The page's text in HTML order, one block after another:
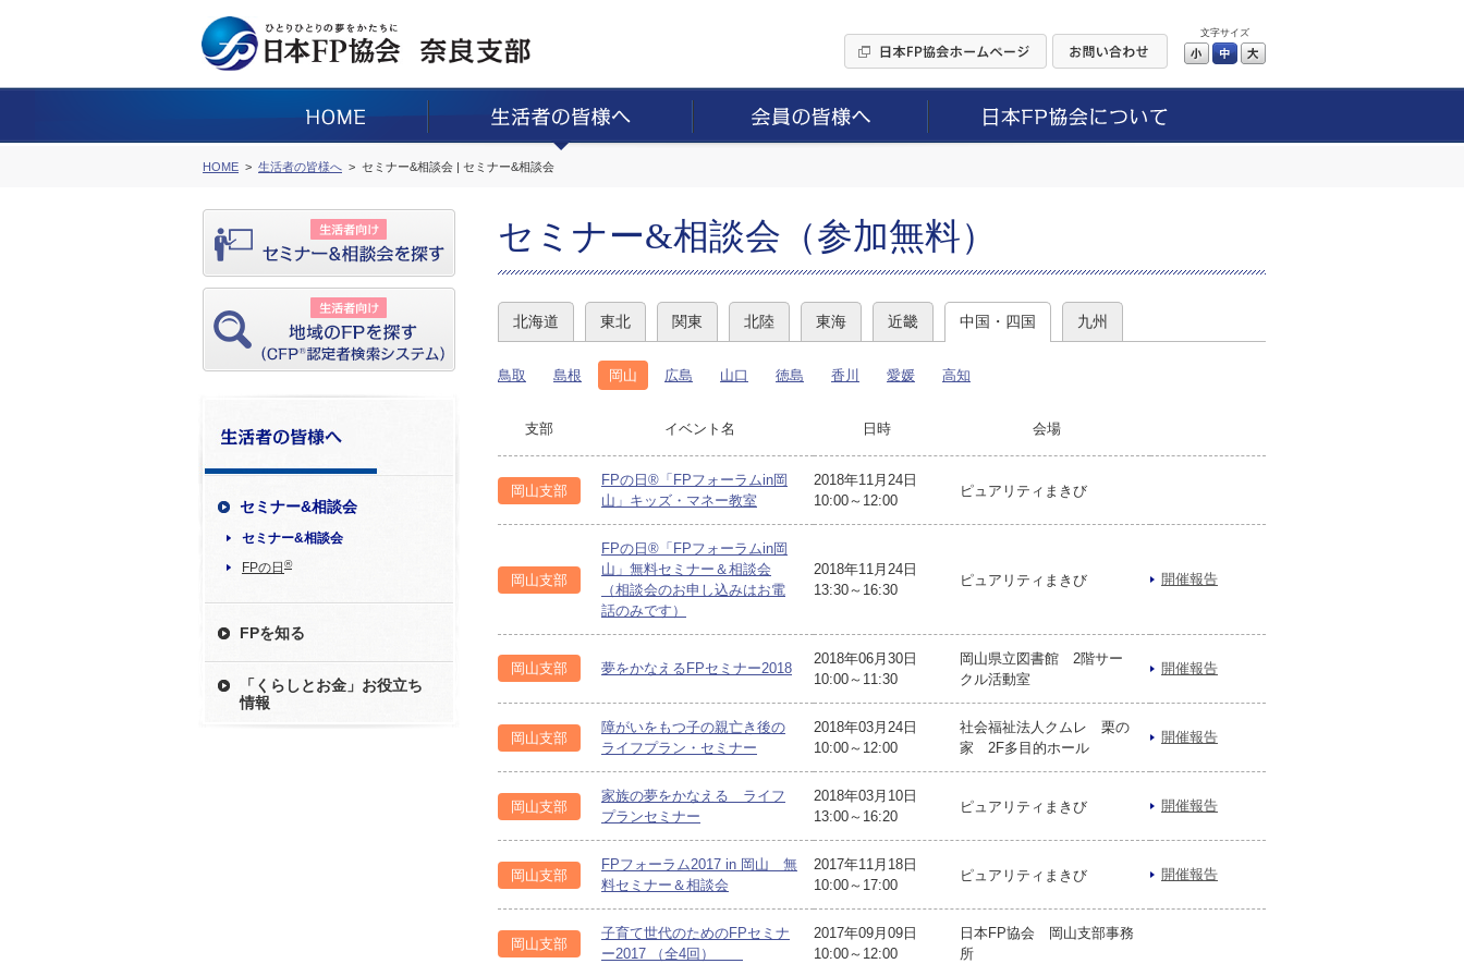
文字サイズ
小 中
HOME 生活者の皆様へ セミナー&相談会 | セミナー&相談会
セミナー&相談会
セミナー&相談会
FPの日 ®
FPを知る
「くらしとお金」お役立ち
情報
セミナー&相談会（参加無料）
北海道 東北 関東 北陸 東海 近畿 中国・四国 九州
鳥取 島根 岡山 広島 山口 徳島 香川 愛媛 高知
支部 イベント名 日時 会場
岡山支部
FPの日®「FPフォーラムin岡
山」キッズ・マネー教室
2018年11月24日
10:00～12:00
ピュアリティまきび
岡山支部
FPの日®「FPフォーラムin岡
山」無料セミナー＆相談会
（相談会のお申し込みはお電
話のみです）
2018年11月24日
13:30～16:30
ピュアリティまきび 開催報告
岡山支部 夢をかなえるFPセミナー2018
2018年06月30日
10:00～11:30
岡山県立図書館 2階サー
クル活動室
開催報告
岡山支部
障がいをもつ子の親亡き後の
ライフプラン・セミナー
2018年03月24日
10:00～12:00
社会福祉法人クムレ 栗の
家 2F多目的ホール
開催報告
岡山支部
家族の夢をかなえる ライフ
プランセミナー
2018年03月10日
13:00～16:20
ピュアリティまきび 開催報告
岡山支部
FPフォーラム2017 in 岡山 無
料セミナー＆相談会
2017年11月18日
10:00～17:00
ピュアリティまきび 開催報告
岡山支部
子育て世代のためのFPセミナ
ー2017 （全4回）
2017年09月09日
10:00～12:00
日本FP協会 岡山支部事務
所